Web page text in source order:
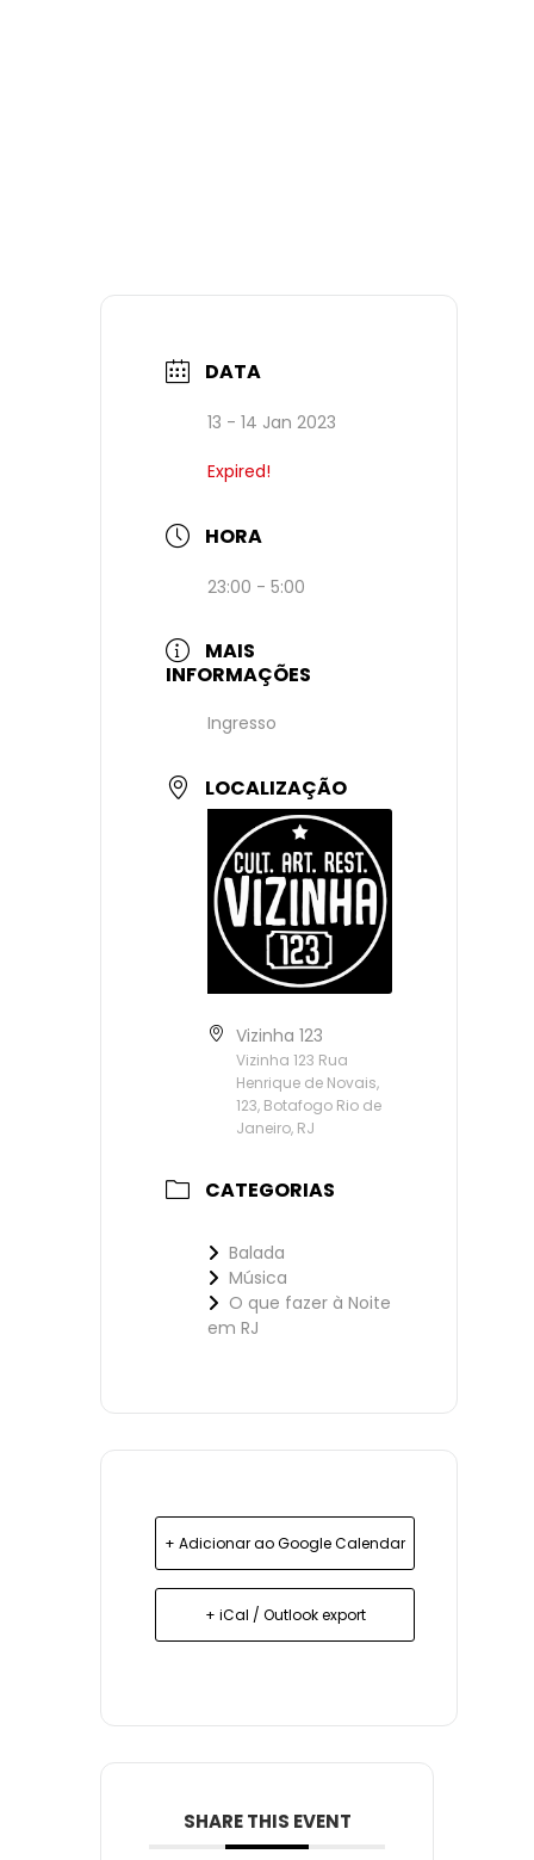
DATA
13 - 14 Jan 2023
Expired!
HORA
23:00 - 5:00
MAIS
INFORMAÇÕES
Ingresso
LOCALIZAÇÃO
Vizinha 123
Vizinha 123 Rua
Henrique de Novais,
123, Botafogo Rio de
Janeiro, RJ
CATEGORIAS
Balada
Música
O que fazer à Noite
em RJ
+ Adicionar ao Google Calendar
+ iCal / Outlook export
SHARE THIS EVENT